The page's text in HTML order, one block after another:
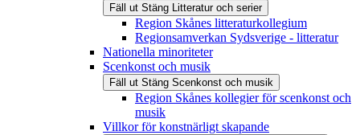
Fäll ut Stäng Litteratur och serier
Region Skånes litteraturkollegium
Regionsamverkan Sydsverige - litteratur
Nationella minoriteter
Scenkonst och musik
Fäll ut Stäng Scenkonst och musik
Region Skånes kollegier för scenkonst och
musik
Villkor för konstnärligt skapande